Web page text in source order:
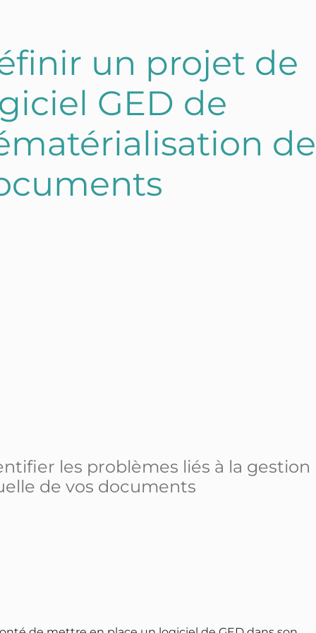
un projet de
GED de
de
les problèmes liés à la gestion
de vos documents